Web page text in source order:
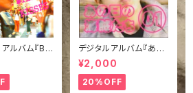
ルバム『BIL
』TypeA
デジタルアルバム『あの
日の海賊たち①』
¥2,000
20%OFF